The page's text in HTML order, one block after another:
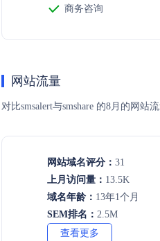
商务咨询
网站流量
对比smsalert与smshare 的8月的网
网站域名评分： 31
上月访问量： 13.5K
域名年龄： 13年1个月
SEM排名： 2.5M
查看更多